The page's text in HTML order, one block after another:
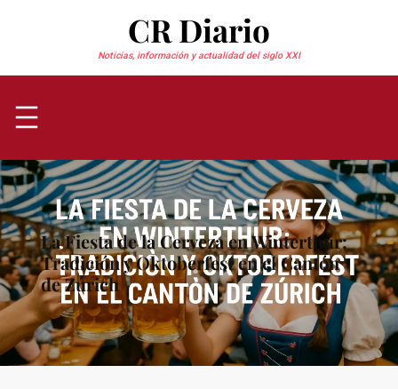
CR Diario
Noticias, información y actualidad del siglo XXI
La Fiesta de la Cerveza en Winterthur:
Tradición y Oktoberfest en el Cantón
de Zúrich